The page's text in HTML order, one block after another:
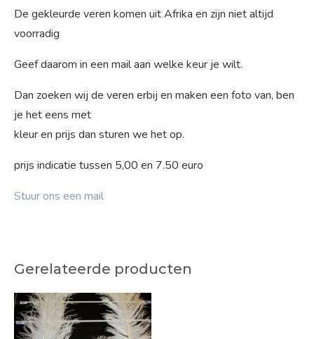
De gekleurde veren komen uit Afrika en zijn niet altijd
voorradig
Geef daarom in een mail aan welke keur je wilt.
Dan zoeken wij de veren erbij en maken een foto van, ben
je het eens met
kleur en prijs dan sturen we het op.
prijs indicatie tussen 5,00 en 7.50 euro
Stuur ons een mail
Gerelateerde producten